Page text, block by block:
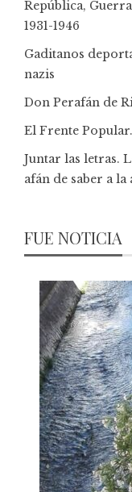
República,
1931-1946
Gaditanos
nazis
Don Perafán de
El Frente
Juntar las letras.
afán de saber a
FUE NOTICIA